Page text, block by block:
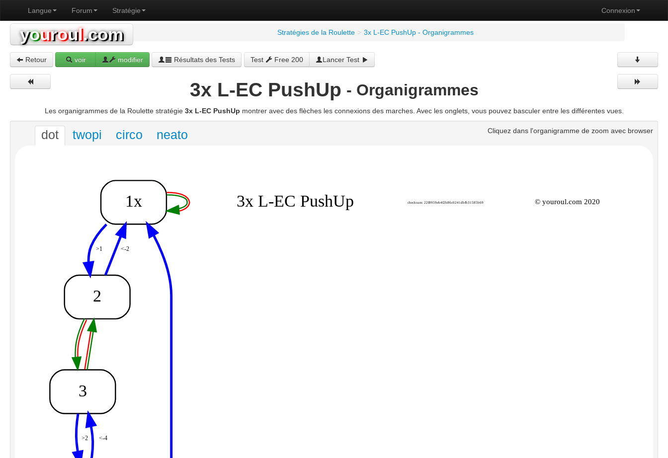
Connexion
Langue Forum Stratégie
youroul.com Stratégies de la Roulette > 3x L-EC PushUp - Organigrammes
Retour voir modifier Résultats des Tests Test Free 200 Lancer Test
3x L-EC PushUp - Organigrammes
Les organigrammes de la Roulette stratégie 3x L-EC PushUp montrer avec des flèches les connexions des marches. Avec les onglets, vous pouvez basculer entre les différentes vues.
Cliquez dans l'organigramme de zoom avec browser
dot twopi circo neato